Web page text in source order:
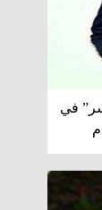
في